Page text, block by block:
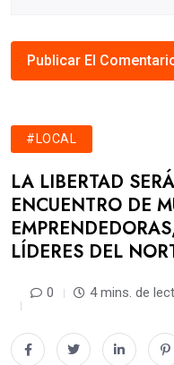
#LOCAL
LA LIBERTAD
ENCUENTRO DE
LÍDERES DEL
0 4 mins. de